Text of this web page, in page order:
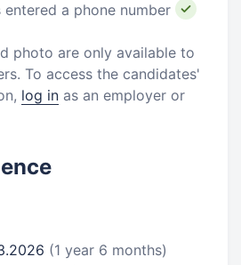
entered a phone number
photo are only available to
To access the candidates'
log in as an employer or
(1 year 6 months)